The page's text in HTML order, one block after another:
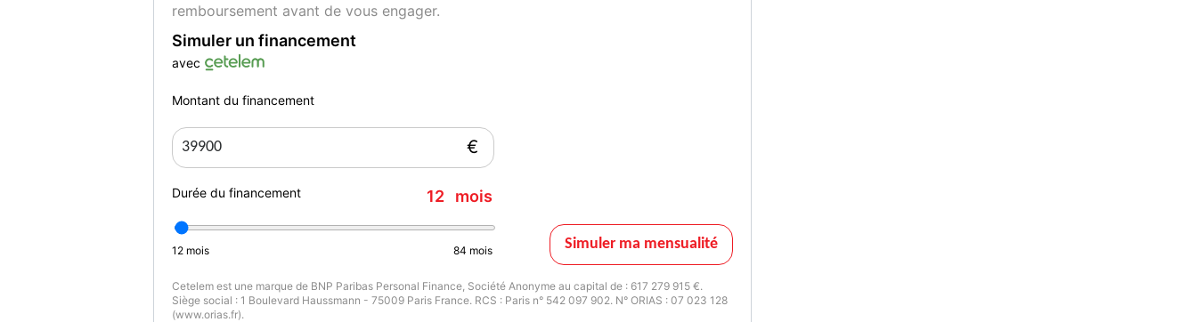
- climatisation : oui
- abs : oui
- phares antibrouillard : oui
- projecteurs xenon : oui
- radar aide stationnement : oui
Couleur
noir
Puissance réelle
Couleur intérieur
remboursement avant de vous engager.
Simuler un financement
avec
Montant du financement
€
Durée du financement 12 mois
12 mois 84 mois Simuler ma mensualité
Cetelem est une marque de BNP Paribas Personal Finance, Société Anonyme au capital de : 617 279 915 €.
Siège social : 1 Boulevard Haussmann - 75009 Paris France. RCS : Paris n° 542 097 902. N° ORIAS : 07 023 128
(www.orias.fr).